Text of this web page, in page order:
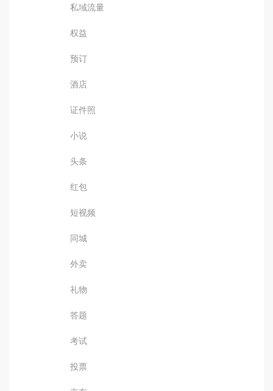
私域流量
权益
预订
酒店
证件照
小说
头条
红包
短视频
同城
外卖
礼物
答题
考试
投票